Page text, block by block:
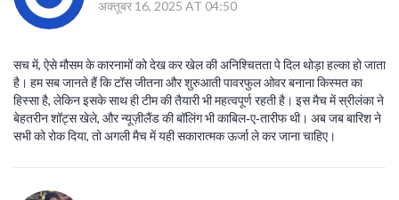
अक्तूबर 16, 2025 AT 04:50
सच में, ऐसे मौसम के कारनामों को देख कर खेल की अनिश्चितता पे दिल थोड़ा हल्का हो जाता
है। हम सब जानते हैं कि टॉस जीतना और शुरुआती पावरफुल ओवर बनाना किस्मत का
हिस्सा है, लेकिन इसके साथ ही टीम की तैयारी भी महत्वपूर्ण रहती है। इस मैच में स्रीलंका ने
बेहतरीन शॉट्स खेले, और न्यूज़ीलैंड की बॉलिंग भी काबिल‑ए‑तारीफ थी। अब जब बारिश ने
सभी को रोक दिया, तो अगली मैच में यही सकारात्मक ऊर्जा ले कर जाना चाहिए।